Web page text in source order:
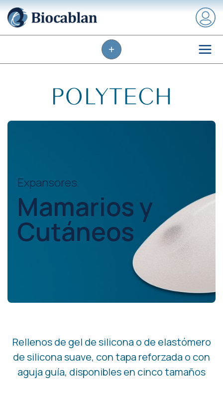
Expansores
Mamarios y
Cutáneos
Rellenos de gel de silicona o de elastómero
de silicona suave, con tapa reforzada o con
aguja guía, disponibles en cinco tamaños